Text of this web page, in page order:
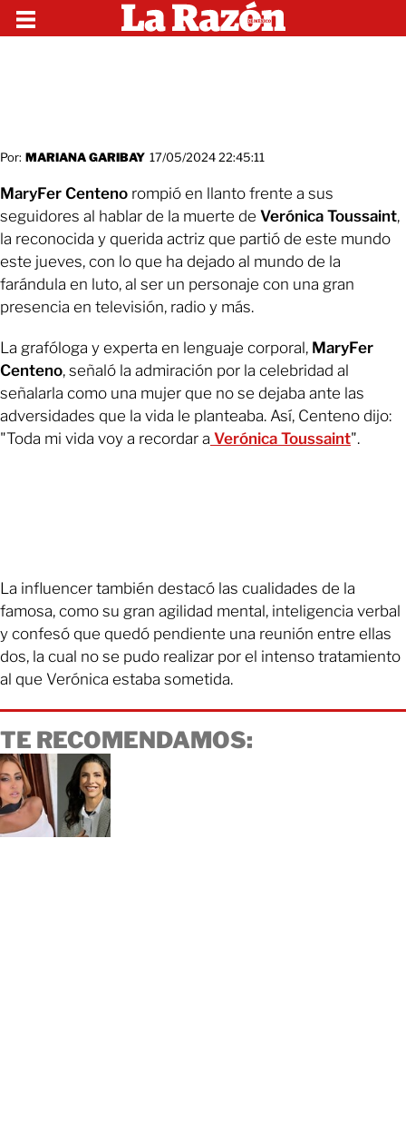
Por: MARIANA GARIBAY 17/05/2024 22:45:11
MaryFer Centeno rompió en llanto frente a sus
seguidores al hablar de la muerte de Verónica Toussaint,
la reconocida y querida actriz que partió de este mundo
este jueves, con lo que ha dejado al mundo de la
farándula en luto, al ser un personaje con una gran
presencia en televisión, radio y más.
La grafóloga y experta en lenguaje corporal, MaryFer
Centeno, señaló la admiración por la celebridad al
señalarla como una mujer que no se dejaba ante las
adversidades que la vida le planteaba. Así, Centeno dijo:
"Toda mi vida voy a recordar a Verónica Toussaint".
La influencer también destacó las cualidades de la
famosa, como su gran agilidad mental, inteligencia verbal
y confesó que quedó pendiente una reunión entre ellas
dos, la cual no se pudo realizar por el intenso tratamiento
al que Verónica estaba sometida.
TE RECOMENDAMOS: